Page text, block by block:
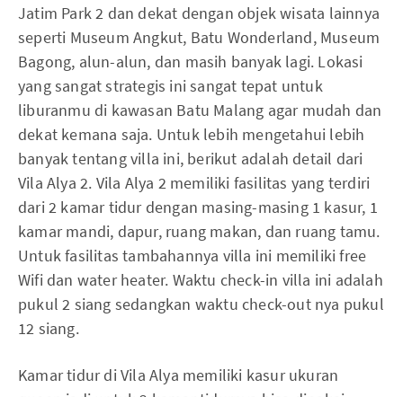
Jatim Park 2 dan dekat dengan objek wisata lainnya
seperti Museum Angkut, Batu Wonderland, Museum
Bagong, alun-alun, dan masih banyak lagi. Lokasi
yang sangat strategis ini sangat tepat untuk
liburanmu di kawasan Batu Malang agar mudah dan
dekat kemana saja. Untuk lebih mengetahui lebih
banyak tentang villa ini, berikut adalah detail dari
Vila Alya 2. Vila Alya 2 memiliki fasilitas yang terdiri
dari 2 kamar tidur dengan masing-masing 1 kasur, 1
kamar mandi, dapur, ruang makan, dan ruang tamu.
Untuk fasilitas tambahannya villa ini memiliki free
Wifi dan water heater. Waktu check-in villa ini adalah
pukul 2 siang sedangkan waktu check-out nya pukul
12 siang.
Kamar tidur di Vila Alya memiliki kasur ukuran